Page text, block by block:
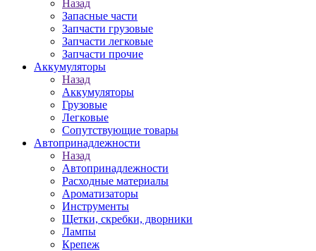
Назад
Запасные части
Запчасти грузовые
Запчасти легковые
Запчасти прочие
Аккумуляторы
Назад
Аккумуляторы
Грузовые
Легковые
Сопутствующие товары
Автопринадлежности
Назад
Автопринадлежности
Расходные материалы
Ароматизаторы
Инструменты
Щетки, скребки, дворники
Лампы
Крепеж